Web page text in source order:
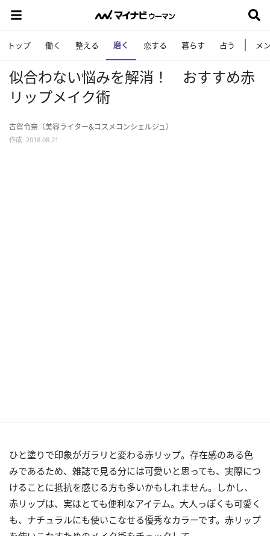
トップ 働く 整える 磨く 恋する 暮らす 占う メ
似合わない悩みを解消！ おすすめ赤
リップメイク術
古賀令奈（美容ライター&コスメコンシェルジュ）
作成: 2018.08.21
ひと塗りで印象がガラリと変わる赤リップ。存在感のある色
みであるため、雑誌で見る分には可愛いと思っても、実際につ
けることに抵抗を感じる方も多いかもしれません。しかし、
赤リップは、実はとても便利なアイテム。大人っぽくも可愛く
も、ナチュラルにも使いこなせる優秀なカラーです。赤リップ